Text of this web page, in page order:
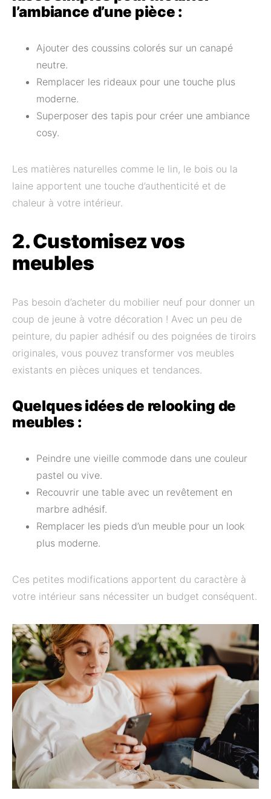
l’ambiance d’une pièce :
Ajouter des coussins colorés sur un canapé
neutre.
Remplacer les rideaux pour une touche plus
moderne.
Superposer des tapis pour créer une ambiance
cosy.
Les matières naturelles comme le lin, le bois ou la
laine apportent une touche d’authenticité et de
chaleur à votre intérieur.
2. Customisez vos
meubles
Pas besoin d’acheter du mobilier neuf pour donner un
coup de jeune à votre décoration ! Avec un peu de
peinture, du papier adhésif ou des poignées de tiroirs
originales, vous pouvez transformer vos meubles
existants en pièces uniques et tendances.
Quelques idées de relooking de
meubles :
Peindre une vieille commode dans une couleur
pastel ou vive.
Recouvrir une table avec un revêtement en
marbre adhésif.
Remplacer les pieds d’un meuble pour un look
plus moderne.
Ces petites modifications apportent du caractère à
votre intérieur sans nécessiter un budget conséquent.